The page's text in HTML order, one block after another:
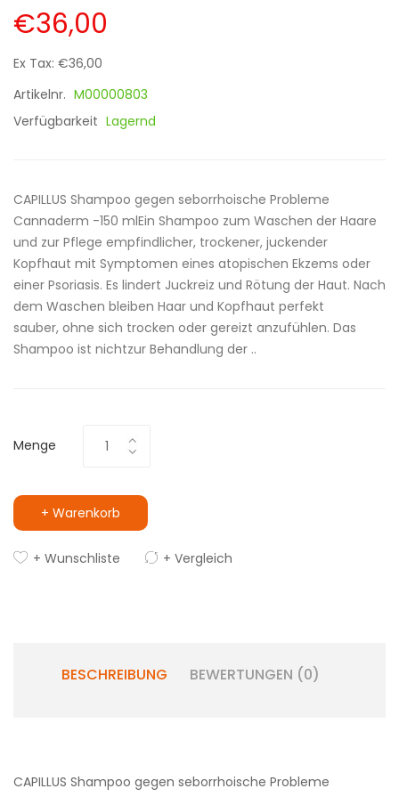
€36,00
Ex Tax: €36,00
Artikelnr. M00000803
Verfügbarkeit Lagernd
CAPILLUS Shampoo gegen seborrhoische Probleme
Cannaderm -150 mlEin Shampoo zum Waschen der Haare
und zur Pflege empfindlicher, trockener, juckender
Kopfhaut mit Symptomen eines atopischen Ekzems oder
einer Psoriasis. Es lindert Juckreiz und Rötung der Haut. Nach
dem Waschen bleiben Haar und Kopfhaut perfekt
sauber, ohne sich trocken oder gereizt anzufühlen. Das
Shampoo ist nichtzur Behandlung der ..
Menge
+ Warenkorb
+ Wunschliste + Vergleich
BESCHREIBUNG BEWERTUNGEN (0)
CAPILLUS Shampoo gegen seborrhoische Probleme